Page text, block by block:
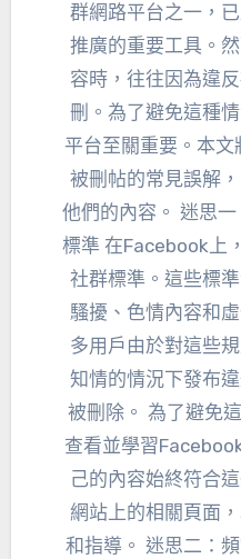
群網路平台之一，
推廣的重要工具。
容時，往往因為違
刪。為了避免這種
平台至關重要。本
被刪帖的常見誤解
他們的內容。 迷思
標準 在Facebook上
社群標準。這些標
騷擾、色情內容和
多用戶由於對這些
知情的情況下發布
被刪除。 為了避免
查看並學習
己的內容始終符合
網站上的相關頁面
和指導。 迷思二：